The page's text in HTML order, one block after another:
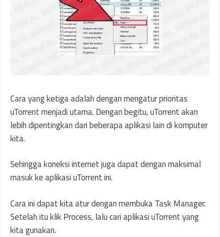
Cara yang ketiga adalah dengan mengatur prioritas
uTorrent menjadi utama. Dengan begitu, uTorrent akan
lebih dipentingkan dari beberapa aplikasi lain di komputer
kita.
Sehingga koneksi internet juga dapat dengan maksimal
masuk ke aplikasi uTorrent ini.
Cara ini dapat kita atur dengan membuka Task Manager.
Setelah itu klik Process, lalu cari aplikasi uTorrent yang
kita gunakan.